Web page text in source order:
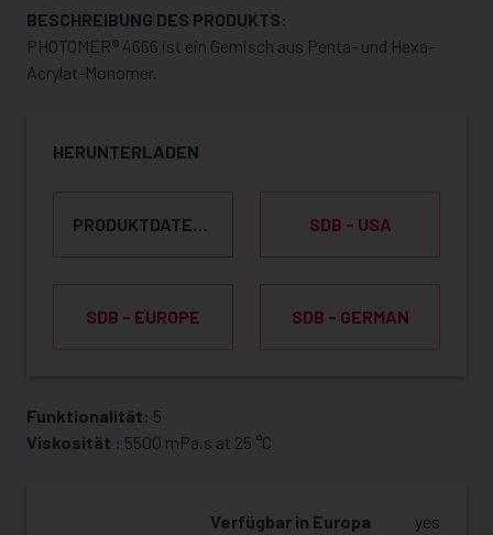
BESCHREIBUNG DES PRODUKTS:
PHOTOMER® 4666 ist ein Gemisch aus Penta- und Hexa-
Acrylat-Monomer.
HERUNTERLADEN
PRODUKTDATENBLATT SDB - USA
SDB - EUROPE SDB - GERMAN
MUSTER ANFRAGEN
Funktionalität: 5
Viskosität : 5500 mPa.s at 25 °C
Verfügbar in Europa
yes